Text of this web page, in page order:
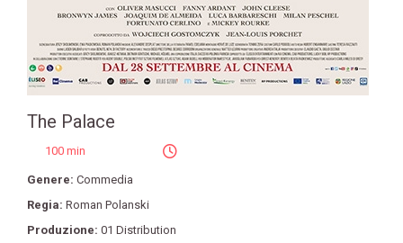
The Palace
100 min
Genere: Commedia
Regia: Roman Polanski
Produzione: 01 Distribution